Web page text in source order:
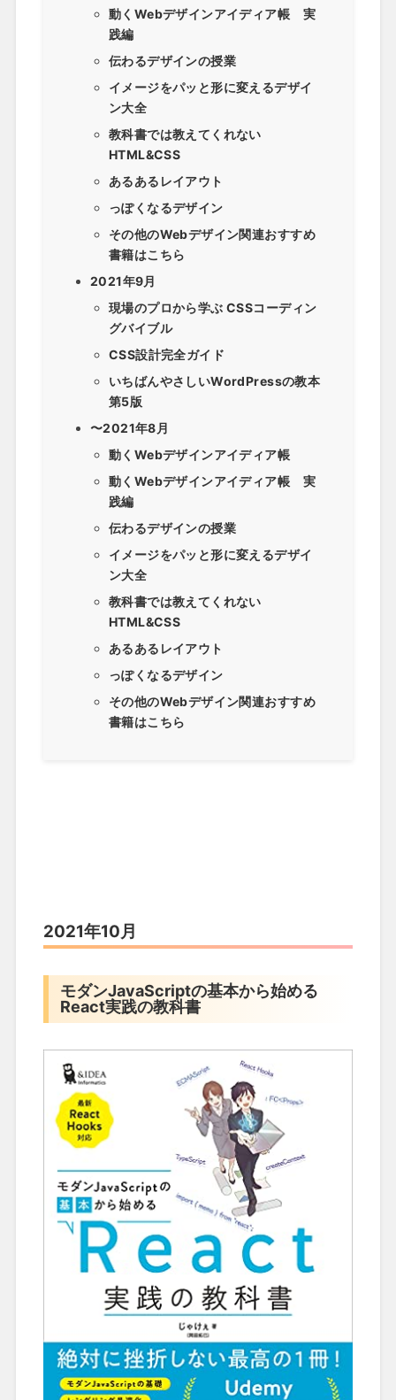
動くWebデザインアイディア帳 実
践編
伝わるデザインの授業
イメージをパッと形に変えるデザイ
ン大全
教科書では教えてくれない
HTML&CSS
あるあるレイアウト
っぽくなるデザイン
その他のWebデザイン関連おすすめ
書籍はこちら
2021年9月
現場のプロから学ぶ CSSコーディン
グバイブル
CSS設計完全ガイド
いちばんやさしいWordPressの教本
第5版
〜2021年8月
動くWebデザインアイディア帳
動くWebデザインアイディア帳 実
践編
伝わるデザインの授業
イメージをパッと形に変えるデザイ
ン大全
教科書では教えてくれない
HTML&CSS
あるあるレイアウト
っぽくなるデザイン
その他のWebデザイン関連おすすめ
書籍はこちら
2021年10月
モダンJavaScriptの基本から始める
React実践の教科書